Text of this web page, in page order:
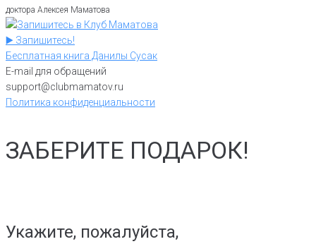
доктора Алексея Маматова
▶️ Запишитесь!
Бесплатная книга Данилы Сусак
E-mail для обращений
support@clubmamatov.ru
Политика конфиденциальности
ЗАБЕРИТЕ ПОДАРОК!
Укажите, пожалуйста,